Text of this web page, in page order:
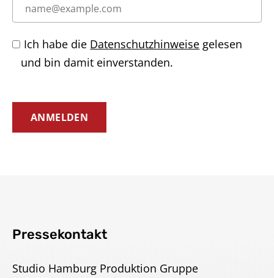
Ich habe die Datenschutzhinweise gelesen
und bin damit einverstanden.
ANMELDEN
Pressekontakt
Studio Hamburg Produktion Gruppe